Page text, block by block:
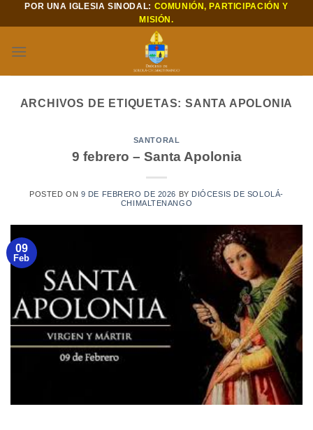
Saltar
al
POR UNA IGLESIA SINODAL: COMUNIÓN, PARTICIPACIÓN Y
MISIÓN.
ARCHIVOS DE ETIQUETAS:SANTA APOLONIA
SANTORAL
9 febrero – Santa Apolonia
POSTED ON 9 DE FEBRERO DE 2026 BY DIÓCESIS DE SOLOLÁ-
CHIMALTENANGO
09
Feb